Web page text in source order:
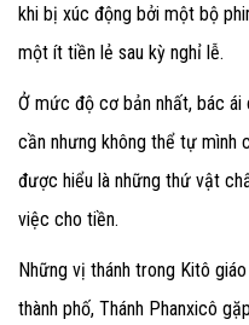
khi bị xúc động bởi một bộ
một ít tiền lẻ sau kỳ nghỉ lễ.
Ở mức độ cơ bản nhất, bác
cần nhưng không thể tự mình
được hiểu là những thứ vật
việc cho tiền.
Những vị thánh trong Kitô
thành phố, Thánh Phanxicô